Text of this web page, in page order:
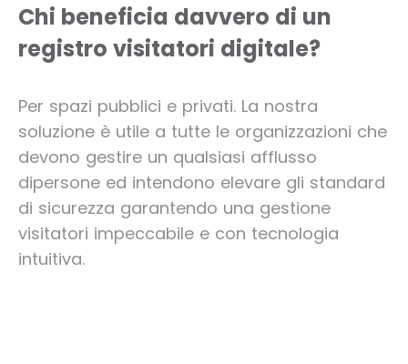
Chi beneficia davvero di un
registro visitatori digitale?
Per spazi pubblici e privati. La nostra
soluzione è utile a tutte le organizzazioni che
devono gestire un qualsiasi afflusso
dipersone ed intendono elevare gli standard
di sicurezza garantendo una gestione
visitatori impeccabile e con tecnologia
intuitiva.